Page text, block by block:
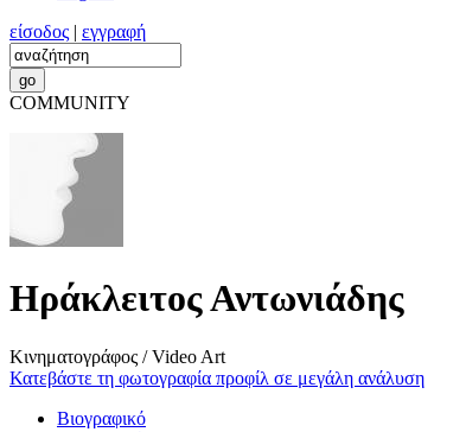
είσοδος | εγγραφή
COMMUNITY
Ηράκλειτος Αντωνιάδης
Κινηματογράφος / Video Art
Κατεβάστε τη φωτογραφία προφίλ σε μεγάλη ανάλυση
Βιογραφικό